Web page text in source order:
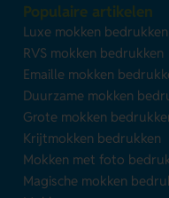
Populaire artikelen
Luxe mokken bedrukken
RVS mokken bedrukken
Emaille mokken
Duurzame mokken
Grote mokken
Krijtmokken bedrukken
Mokken met foto
Magische mokken